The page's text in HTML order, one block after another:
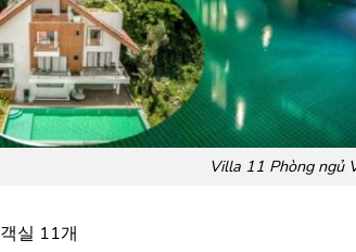
Villa 11 Phòng ngủ
실 11개